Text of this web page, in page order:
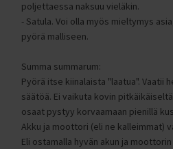
poljettaessa naksuu vieläkin.
- Satula. Voi olla myös mieltymys
pyörä malliseen.
Summa summarum:
Pyörä itse kiinalaista "laatua". Vaatii
säätöä. Ei vaikuta kovin
osaat pystyy korvaamaan pienillä
Akku ja moottori (eli ne kalleimmat)
Eli ostamalla hyvän akun ja